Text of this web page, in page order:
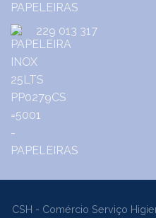
229 013 317
CSH - Comércio Serviço